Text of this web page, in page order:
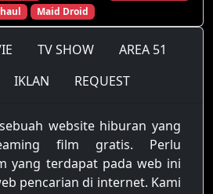
Maid Droid
TV SHOW
AREA 51
IKLAN REQUEST
website hiburan yang
film gratis. Perlu
yang terdapat pada web ini
pencarian di internet. Kami